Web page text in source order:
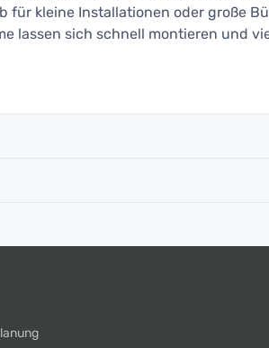
für kleine Installationen oder große
lassen sich schnell montieren und